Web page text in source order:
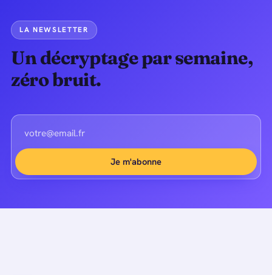
LA NEWSLETTER
Un décryptage par semaine,
zéro bruit.
Je m'abonne